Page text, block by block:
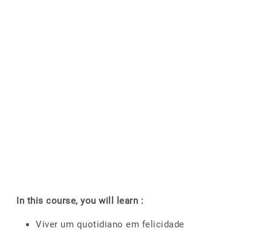
In this course, you will learn :
Viver um quotidiano em felicidade